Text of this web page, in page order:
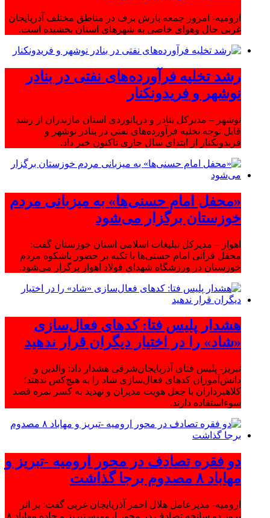
ارومیه- امروز جمعه بارش برف در مناطق مختلف آذربایجان
غربی حال وهوای خاصی به شهرهای استان بخشیده است.
رشد تخلیه فرآورده‌های نفتی در بنادر
نوشهر و فریدونکنار
نوشهر – مدیرکل بنادر و دریانوردی استان مازندران از رشد
قابل توجه تخلیه فرآورده‌های نفتی در بنادر نوشهر و
فریدونکنار از ابتدای سال جاری تاکنون خبر داد.
«محفل امام حسنی‌ها» به میزبانی مردم
خوزستان برگزار می‌شود
اهواز – مدیرکل تبلیغات اسلامی استان خوزستان گفت:
محفل قرآنی امام حسنی‌ها با تکیه بر حضور باشکوه مردم
خوزستان در ورزشگاه شهدای فولاد اهواز برگزار می‌شود.
هشدار پلیس فتا: کدهای فعال‌سازی
«شاد» را در اختیار دیگران قرار ندهید
تبریز- پلیس فتای آذربایجان‌شرقی هشدار داد: والدین و
دانش‌آموزان کدهای فعال‌سازی شاد را به هیچ‌کس ندهند؛
کلاهبرداران با جعل هویت مدیران و تهدید به کسر نمره قصد
سوءاستفاده دارند.
دو فقره تصادف در محور ارومیه -تبریز و
مهاباد ۸ مصدوم برجا گذاشت
ارومیه- مدیرعامل هلال احمر آذربایجان غربی گفت: بر اثر